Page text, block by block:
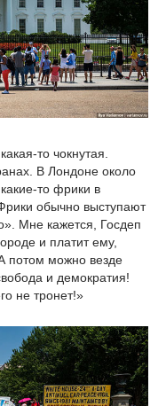
то чокнутая.
В Лондоне около
то фрики в
обычно выступают
Мне кажется, Госдеп
и платит ему,
потом можно везде
и демократия!
не тронет!»